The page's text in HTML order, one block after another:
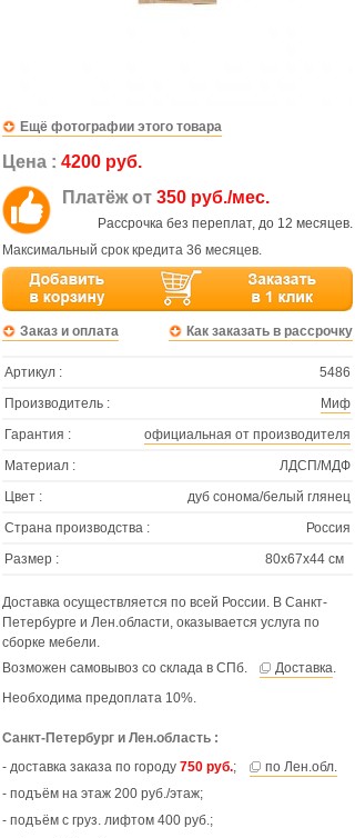
Ещё фотографии этого товара
Цена : 4200 руб.
Платёж от 350 руб./мес.
Рассрочка без переплат, до 12 месяцев.
Максимальный срок кредита 36 месяцев.
Заказ и оплата Как заказать в рассрочку
Артикул :
5486
Производитель :
Миф
Гарантия :
официальная от производителя
Материал :
ЛДСП/МДФ
Цвет :
дуб сонома/белый глянец
Страна производства :
Россия
Размер :
80х67х44 см
Доставка осуществляется по всей России. В Санкт-
Петербурге и Лен.области, оказывается услуга по
сборке мебели.
Возможен самовывоз со склада в СПб.
Доставка.
Необходима предоплата 10%.
Санкт-Петербург и Лен.область :
- доставка заказа по городу 750 руб.;
по Лен.обл.
- подъём на этаж 200 руб./этаж;
- подъём с груз. лифтом 400 руб.;